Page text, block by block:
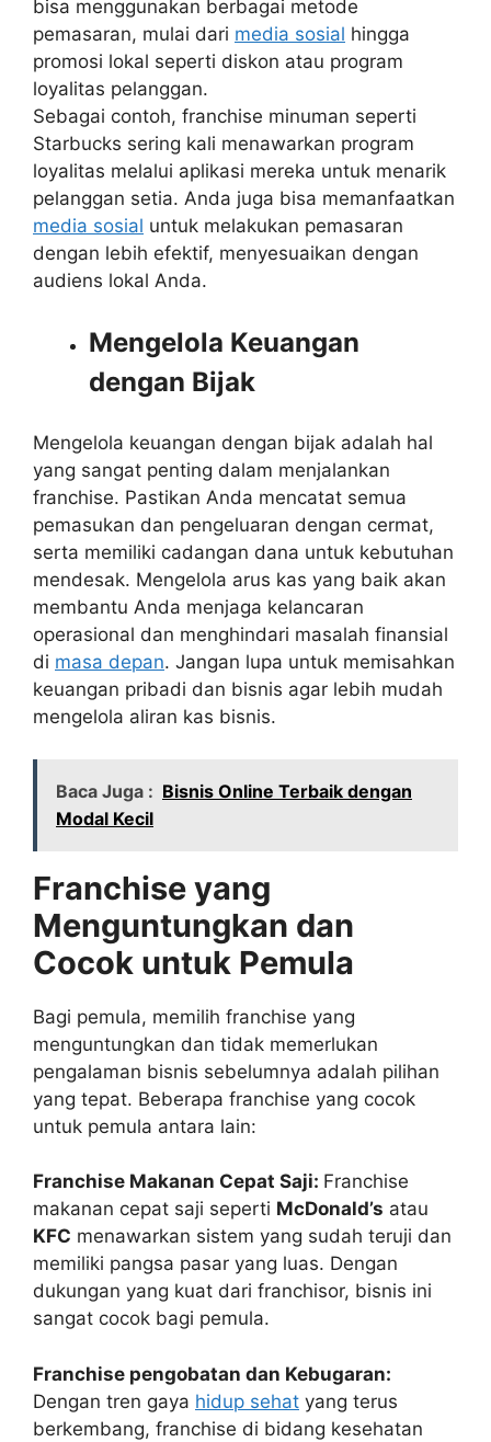
bisa menggunakan berbagai metode
pemasaran, mulai dari media sosial hingga
promosi lokal seperti diskon atau program
loyalitas pelanggan.
Sebagai contoh, franchise minuman seperti
Starbucks sering kali menawarkan program
loyalitas melalui aplikasi mereka untuk menarik
pelanggan setia. Anda juga bisa memanfaatkan
media sosial untuk melakukan pemasaran
dengan lebih efektif, menyesuaikan dengan
audiens lokal Anda.
Mengelola Keuangan
dengan Bijak
Mengelola keuangan dengan bijak adalah hal
yang sangat penting dalam menjalankan
franchise. Pastikan Anda mencatat semua
pemasukan dan pengeluaran dengan cermat,
serta memiliki cadangan dana untuk kebutuhan
mendesak. Mengelola arus kas yang baik akan
membantu Anda menjaga kelancaran
operasional dan menghindari masalah finansial
di masa depan. Jangan lupa untuk memisahkan
keuangan pribadi dan bisnis agar lebih mudah
mengelola aliran kas bisnis.
Baca Juga : Bisnis Online Terbaik dengan
Modal Kecil
Franchise yang
Menguntungkan dan
Cocok untuk Pemula
Bagi pemula, memilih franchise yang
menguntungkan dan tidak memerlukan
pengalaman bisnis sebelumnya adalah pilihan
yang tepat. Beberapa franchise yang cocok
untuk pemula antara lain:
Franchise Makanan Cepat Saji: Franchise
makanan cepat saji seperti McDonald’s atau
KFC menawarkan sistem yang sudah teruji dan
memiliki pangsa pasar yang luas. Dengan
dukungan yang kuat dari franchisor, bisnis ini
sangat cocok bagi pemula.
Franchise pengobatan dan Kebugaran:
Dengan tren gaya hidup sehat yang terus
berkembang, franchise di bidang kesehatan